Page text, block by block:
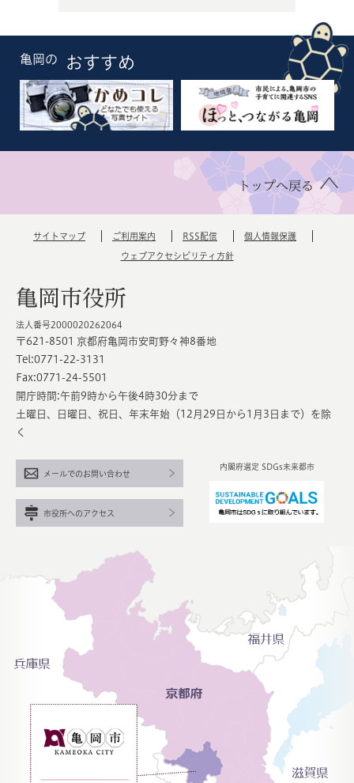
亀岡の おすすめ
トップへ戻る
サイトマップ ご利用案内 RSS配信 個人情報保護
ウェブアクセシビリティ方針
亀岡市役所
法人番号2000020262064
〒621-8501 京都府亀岡市安町野々神8番地
Tel:0771-22-3131
Fax:0771-24-5501
開庁時間:午前9時から午後4時30分まで
土曜日、日曜日、祝日、年末年始（12月29日から1月3日まで）を除
く
内閣府選定 SDGs未来都市
メールでのお問い合わせ
市役所へのアクセス